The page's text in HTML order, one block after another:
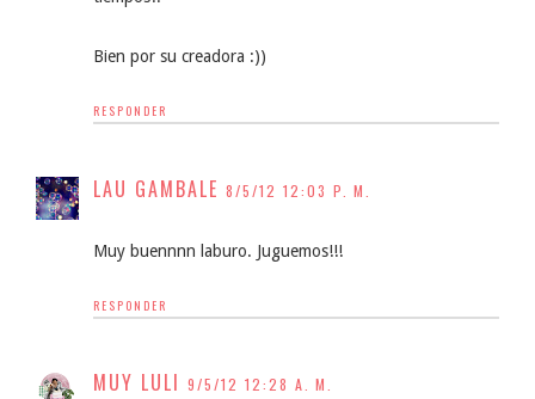
Bien por su creadora :))
RESPONDER
LAU GAMBALE 8/5/12 12:03 P. M.
Muy buennnn laburo. Juguemos!!!
RESPONDER
MUY LULI 9/5/12 12:28 A. M.